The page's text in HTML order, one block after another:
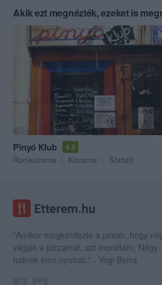
Akik ezt megnézték, ezeket is
Pinyó Klub 4.3
Romkocsma Kocsma Söröző
"Amikor megkérdezte a pincér, hogy
vágják a pizzámat, azt mondtam;
tudnék enni nyolcat." - Yogi Berra